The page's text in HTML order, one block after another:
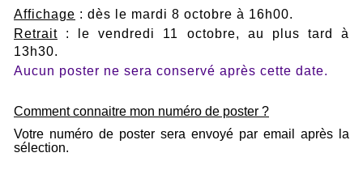
Affichage : dès le mardi 8 octobre à 16h00.
Retrait : le vendredi 11 octobre, au plus tard à
13h30.
Aucun poster ne sera conservé après cette date.
Comment connaitre mon numéro de poster ?
Votre numéro de poster sera envoyé par email après la
sélection.